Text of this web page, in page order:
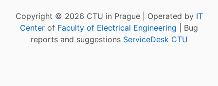
Copyright © 2026 CTU in Prague | Operated by IT
Center of Faculty of Electrical Engineering | Bug
reports and suggestions ServiceDesk CTU